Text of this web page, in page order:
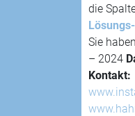
die
Sie
– 2024
Kontakt: